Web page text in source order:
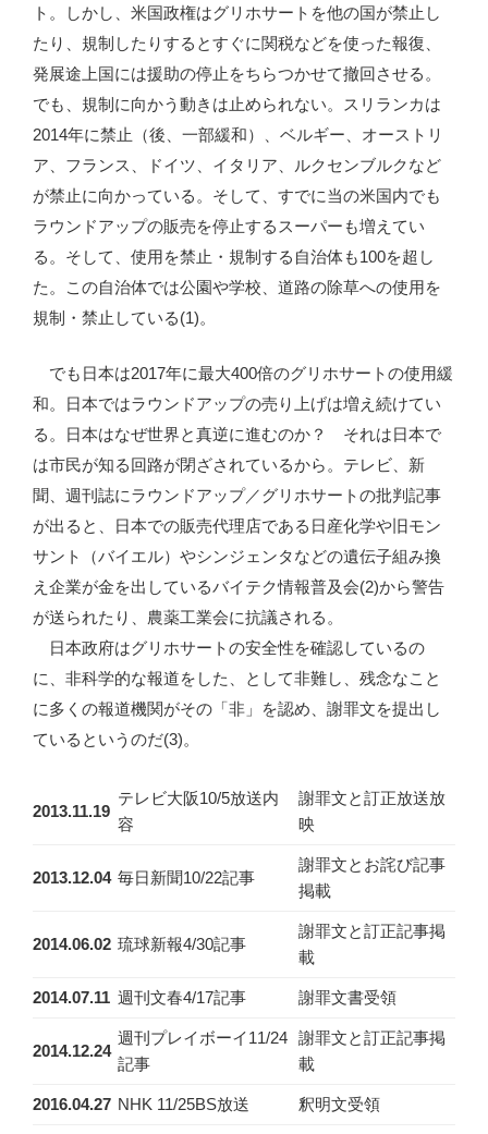
ト。しかし、米国政権はグリホサートを他の国が禁止し
たり、規制したりするとすぐに関税などを使った報復、
発展途上国には援助の停止をちらつかせて撤回させる。
でも、規制に向かう動きは止められない。スリランカは
2014年に禁止（後、一部緩和）、ベルギー、オーストリ
ア、フランス、ドイツ、イタリア、ルクセンブルクなど
が禁止に向かっている。そして、すでに当の米国内でも
ラウンドアップの販売を停止するスーパーも増えてい
る。そして、使用を禁止・規制する自治体も100を超し
た。この自治体では公園や学校、道路の除草への使用を
規制・禁止している(1)。
でも日本は2017年に最大400倍のグリホサートの使用緩
和。日本ではラウンドアップの売り上げは増え続けてい
る。日本はなぜ世界と真逆に進むのか？ それは日本で
は市民が知る回路が閉ざされているから。テレビ、新
聞、週刊誌にラウンドアップ／グリホサートの批判記事
が出ると、日本での販売代理店である日産化学や旧モン
サント（バイエル）やシンジェンタなどの遺伝子組み換
え企業が金を出しているバイテク情報普及会(2)から警告
が送られたり、農薬工業会に抗議される。
日本政府はグリホサートの安全性を確認しているの
に、非科学的な報道をした、として非難し、残念なこと
に多くの報道機関がその「非」を認め、謝罪文を提出し
ているというのだ(3)。
2013.11.19
テレビ大阪10/5放送内
容
謝罪文と訂正放送放
映
2013.12.04 毎日新聞10/22記事
謝罪文とお詫び記事
掲載
2014.06.02 琉球新報4/30記事
謝罪文と訂正記事掲
載
2014.07.11 週刊文春4/17記事 謝罪文書受領
2014.12.24
週刊プレイボーイ11/24
記事
謝罪文と訂正記事掲
載
2016.04.27 NHK 11/25BS放送 釈明文受領